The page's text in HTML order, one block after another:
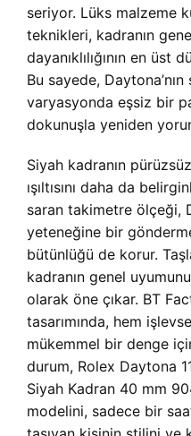
seriyor. Lüks malzeme
teknikleri, kadranın
dayanıklılığının en üst
Bu sayede,
varyasyonda eşsiz bir
dokunuşla yeniden
Siyah kadranın
ışıltısını daha da
saran takimetre ölçeği,
yeteneğine bir
bütünlüğü de korur.
kadranın genel
olarak öne çıkar. BT
tasarımında, hem
mükemmel bir denge
durum, Rolex Daytona
Siyah Kadran 40 mm
modelini, sadece bir